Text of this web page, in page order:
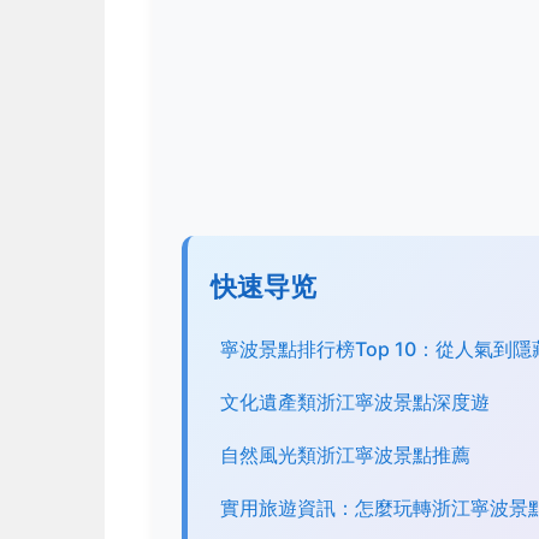
快速导览
寧波景點排行榜Top 10：從人氣到隱
文化遺產類浙江寧波景點深度遊
自然風光類浙江寧波景點推薦
實用旅遊資訊：怎麼玩轉浙江寧波景